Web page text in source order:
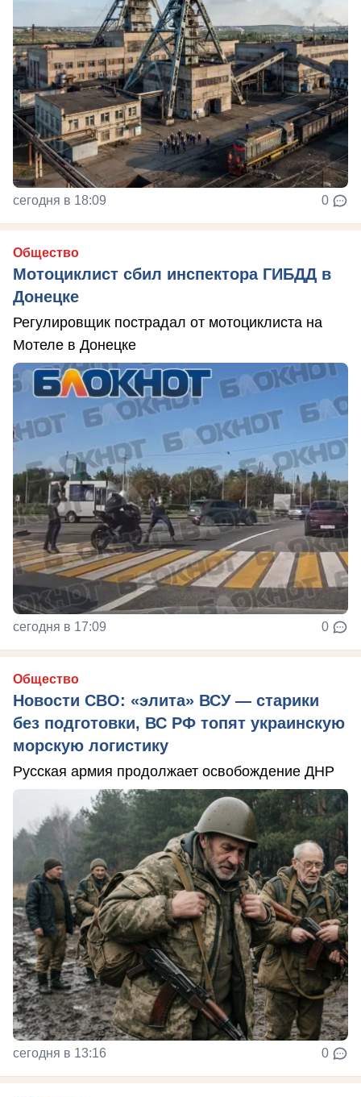
сегодня в 18:09 0
Общество
Мотоциклист сбил инспектора ГИБДД в
Донецке
Регулировщик пострадал от мотоциклиста на
Мотеле в Донецке
сегодня в 17:09 0
Общество
Новости СВО: «элита» ВСУ — старики
без подготовки, ВС РФ топят украинскую
морскую логистику
Русская армия продолжает освобождение ДНР
сегодня в 13:16 0